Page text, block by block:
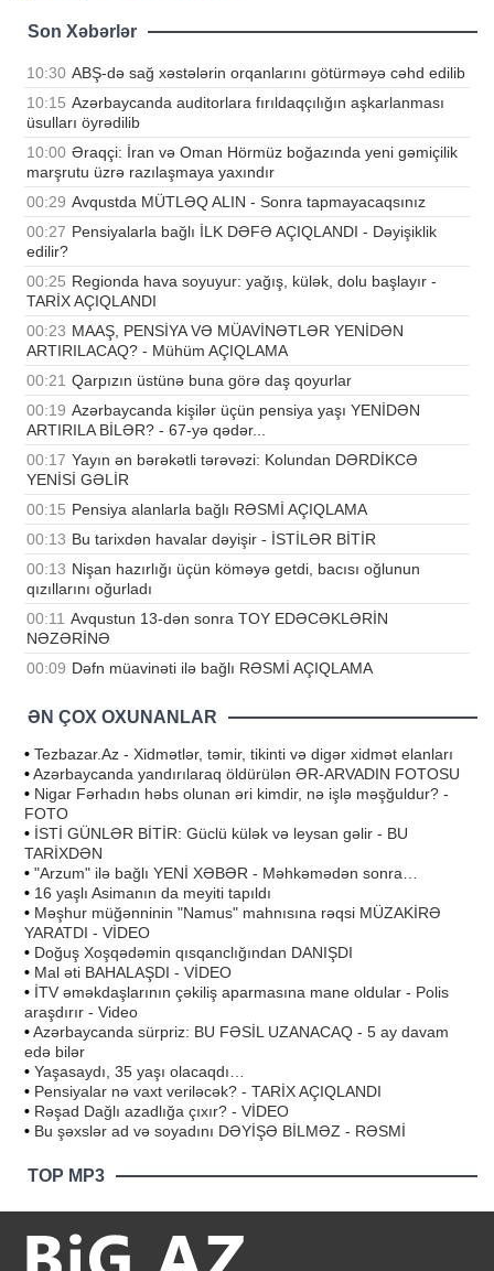
Son Xəbərlər
10:30 ABŞ-də sağ xəstələrin orqanlarını götürməyə cəhd edilib
10:15 Azərbaycanda auditorlara fırıldaqçılığın aşkarlanması
üsulları öyrədilib
10:00 Əraqçi: İran və Oman Hörmüz boğazında yeni gəmiçilik
marşrutu üzrə razılaşmaya yaxındır
00:29 Avqustda MÜTLƏQ ALIN - Sonra tapmayacaqsınız
00:27 Pensiyalarla bağlı İLK DƏFƏ AÇIQLANDI - Dəyişiklik
edilir?
00:25 Regionda hava soyuyur: yağış, külək, dolu başlayır -
TARİX AÇIQLANDI
00:23 MAAŞ, PENSİYA VƏ MÜAVİNƏTLƏR YENİDƏN
ARTIRILACAQ? - Mühüm AÇIQLAMA
00:21 Qarpızın üstünə buna görə daş qoyurlar
00:19 Azərbaycanda kişilər üçün pensiya yaşı YENİDƏN
ARTIRILA BİLƏR? - 67-yə qədər...
00:17 Yayın ən bərəkətli tərəvəzi: Kolundan DƏRDİKCƏ
YENİSİ GƏLİR
00:15 Pensiya alanlarla bağlı RƏSMİ AÇIQLAMA
00:13 Bu tarixdən havalar dəyişir - İSTİLƏR BİTİR
00:13 Nişan hazırlığı üçün köməyə getdi, bacısı oğlunun
qızıllarını oğurladı
00:11 Avqustun 13-dən sonra TOY EDƏCƏKLƏRİN
NƏZƏRİNƏ
00:09 Dəfn müavinəti ilə bağlı RƏSMİ AÇIQLAMA
ƏN ÇOX OXUNANLAR
• Tezbazar.Az - Xidmətlər, təmir, tikinti və digər xidmət elanları
•Azərbaycanda yandırılaraq öldürülən ƏR-ARVADIN FOTOSU
• Nigar Fərhadın həbs olunan əri kimdir, nə işlə məşğuldur? -
FOTO
• İSTİ GÜNLƏR BİTİR: Güclü külək və leysan gəlir - BU
TARİXDƏN
• "Arzum" ilə bağlı YENİ XƏBƏR - Məhkəmədən sonra…
• 16 yaşlı Asimanın da meyiti tapıldı
• Məşhur müğənninin "Namus" mahnısına rəqsi MÜZAKİRƏ
YARATDI - VİDEO
• Doğuş Xoşqədəmin qısqanclığından DANIŞDI
• Mal əti BAHALAŞDI - VİDEO
• İTV əməkdaşlarının çəkiliş aparmasına mane oldular - Polis
araşdırır - Video
•Azərbaycanda sürpriz: BU FƏSİL UZANACAQ - 5 ay davam
edə bilər
• Yaşasaydı, 35 yaşı olacaqdı…
• Pensiyalar nə vaxt veriləcək? - TARİX AÇIQLANDI
• Rəşad Dağlı azadlığa çıxır? - VİDEO
• Bu şəxslər ad və soyadını DƏYİŞƏ BİLMƏZ - RƏSMİ
TOP MP3